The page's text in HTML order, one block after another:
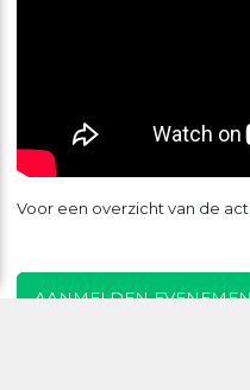
Voor een overzicht van de
AANMELDEN